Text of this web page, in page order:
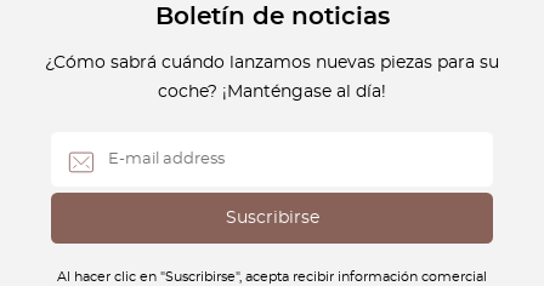
Boletín de noticias
¿Cómo sabrá cuándo lanzamos nuevas piezas para su
coche? ¡Manténgase al día!
Al hacer clic en "Suscribirse", acepta recibir información comercial